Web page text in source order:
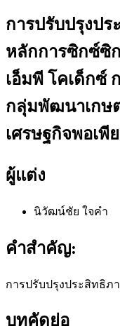
การปรับปรุงป
หลักการซิกซ์ซิ
เอ็มพี โคเด็กซ์
กลุ่มพัฒนาเกษ
เศรษฐกิจพอเพี
ผู้แต่ง
นิวัฒน์ชัย ใจคำ
คำสำคัญ:
การปรับปรุงประสิทธิภ
บทคัดย่อ